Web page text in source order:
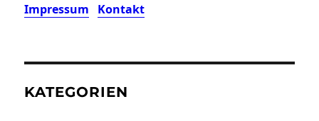
Impressum Kontakt
KATEGORIEN